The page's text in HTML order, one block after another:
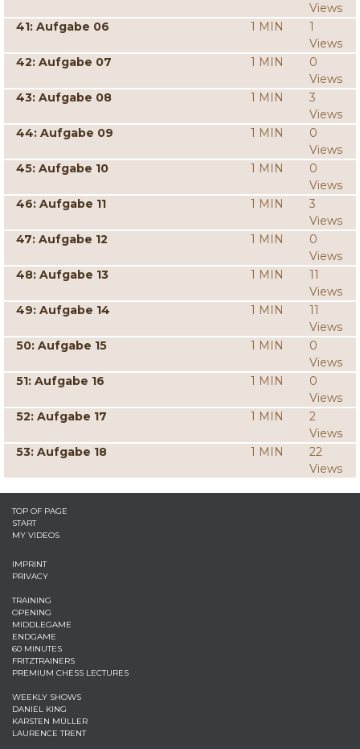
Views
41: Aufgabe 06
1 MIN
1
Views
42: Aufgabe 07
1 MIN
0
Views
43: Aufgabe 08
1 MIN
3
Views
44: Aufgabe 09
1 MIN
0
Views
45: Aufgabe 10
1 MIN
0
Views
46: Aufgabe 11
1 MIN
3
Views
47: Aufgabe 12
1 MIN
0
Views
48: Aufgabe 13
1 MIN
11
Views
49: Aufgabe 14
1 MIN
11
Views
50: Aufgabe 15
1 MIN
0
Views
51: Aufgabe 16
1 MIN
0
Views
52: Aufgabe 17
1 MIN
2
Views
53: Aufgabe 18
1 MIN
22
Views
TOP OF PAGE
START
MY VIDEOS
IMPRINT
PRIVACY
TRAINING
OPENING
MIDDLEGAME
ENDGAME
60 MINUTES
FRITZTRAINERS
PREMIUM CHESS LECTURES
WEEKLY SHOWS
DANIEL KING
KARSTEN MÜLLER
LAURENCE TRENT